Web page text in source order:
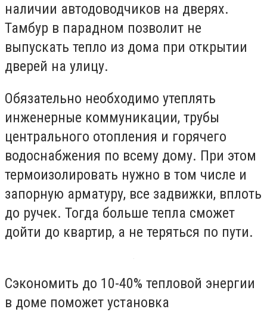
наличии автодоводчиков на дверях.
Тамбур в парадном позволит не
выпускать тепло из дома при открытии
дверей на улицу.
Обязательно необходимо утеплять
инженерные коммуникации, трубы
центрального отопления и горячего
водоснабжения по всему дому. При этом
термоизолировать нужно в том числе и
запорную арматуру, все задвижки, вплоть
до ручек. Тогда больше тепла сможет
дойти до квартир, а не теряться по пути.
Сэкономить до 10-40% тепловой энергии
в доме поможет установка